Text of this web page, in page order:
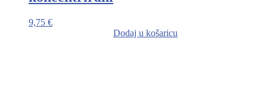
9,75 €
Dodaj u košaricu